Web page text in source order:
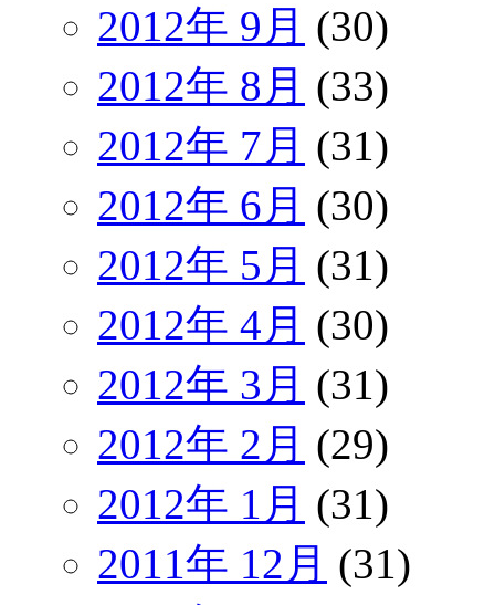
2012年 9月 (30)
2012年 8月 (33)
2012年 7月 (31)
2012年 6月 (30)
2012年 5月 (31)
2012年 4月 (30)
2012年 3月 (31)
2012年 2月 (29)
2012年 1月 (31)
2011年 12月 (31)